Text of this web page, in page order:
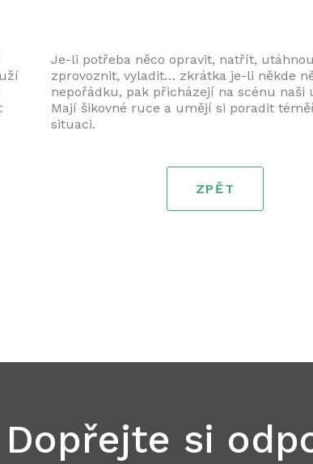
Je-li potřeba něco opravit, natřít,
zprovoznit, vyladit… zkrátka je-li někde
nepořádku, pak přicházejí na scénu naši
Mají šikovné ruce a umějí si poradit
situaci.
ZPĚT
Dopřejte si